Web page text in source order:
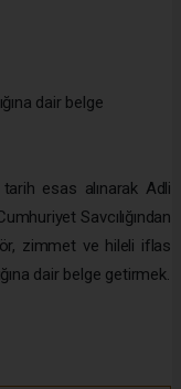
dair belge
esas alınarak Adli
Savcılığından
zimmet ve hileli iflas
dair belge getirmek.